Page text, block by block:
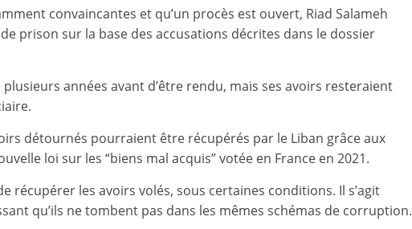
convaincantes et qu’un procès est ouvert, Riad Salameh
prison sur la base des accusations décrites dans le dossier
années avant d’être rendu, mais ses avoirs resteraient
détournés pourraient être récupérés par le Liban grâce aux
loi sur les “biens mal acquis” votée en France en 2021.
récupérer les avoirs volés, sous certaines conditions. Il s’agit
qu’ils ne tombent pas dans les mêmes schémas de corruption.